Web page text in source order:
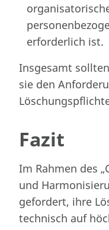
erforderlich ist.
Insgesamt
sie den
Fazit
Im Rahmen des
und
gefordert, ihre
technisch auf